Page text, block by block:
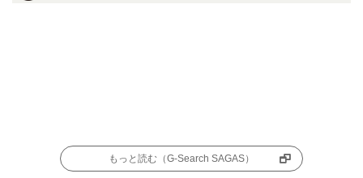
もっと読む（G-Search SAGAS）